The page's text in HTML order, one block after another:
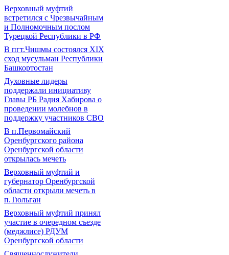
Верховный муфтий
встретился с Чрезвычайным
и Полномочным послом
Турецкой Республики в РФ
В пгт.Чишмы состоялся XIX
сход мусульман Республики
Башкортостан
Духовные лидеры
поддержали инициативу
Главы РБ Радия Хабирова о
проведении молебнов в
поддержку участников СВО
В п.Первомайский
Оренбургского района
Оренбургской области
открылась мечеть
Верховный муфтий и
губернатор Оренбургской
области открыли мечеть в
п.Тюльган
Верховный муфтий принял
участие в очередном съезде
(меджлисе) РДУМ
Оренбургской области